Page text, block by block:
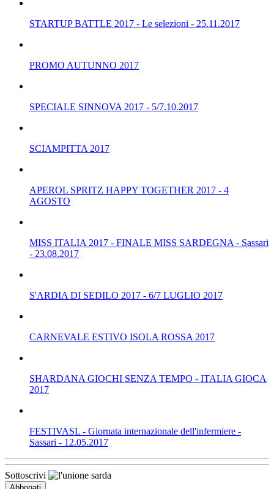
STARTUP BATTLE 2017 - Le selezioni - 25.11.2017
PROMO AUTUNNO 2017
SPECIALE SINNOVA 2017 - 5/7.10.2017
SCIAMPITTA 2017
APEROL SPRITZ HAPPY TOGETHER 2017 - 4
AGOSTO
MISS ITALIA 2017 - FINALE MISS SARDEGNA - Sassari
- 23.08.2017
S'ARDIA DI SEDILO 2017 - 6/7 LUGLIO 2017
CARNEVALE ESTIVO ISOLA ROSSA 2017
SHARDANA GIOCHI SENZA TEMPO - ITALIA GIOCA
2017
FESTIVASL - Giornata internazionale dell'infermiere -
Sassari - 12.05.2017
Sottoscrivi